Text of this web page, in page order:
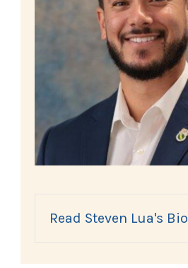
Read Steven Lua's Bio